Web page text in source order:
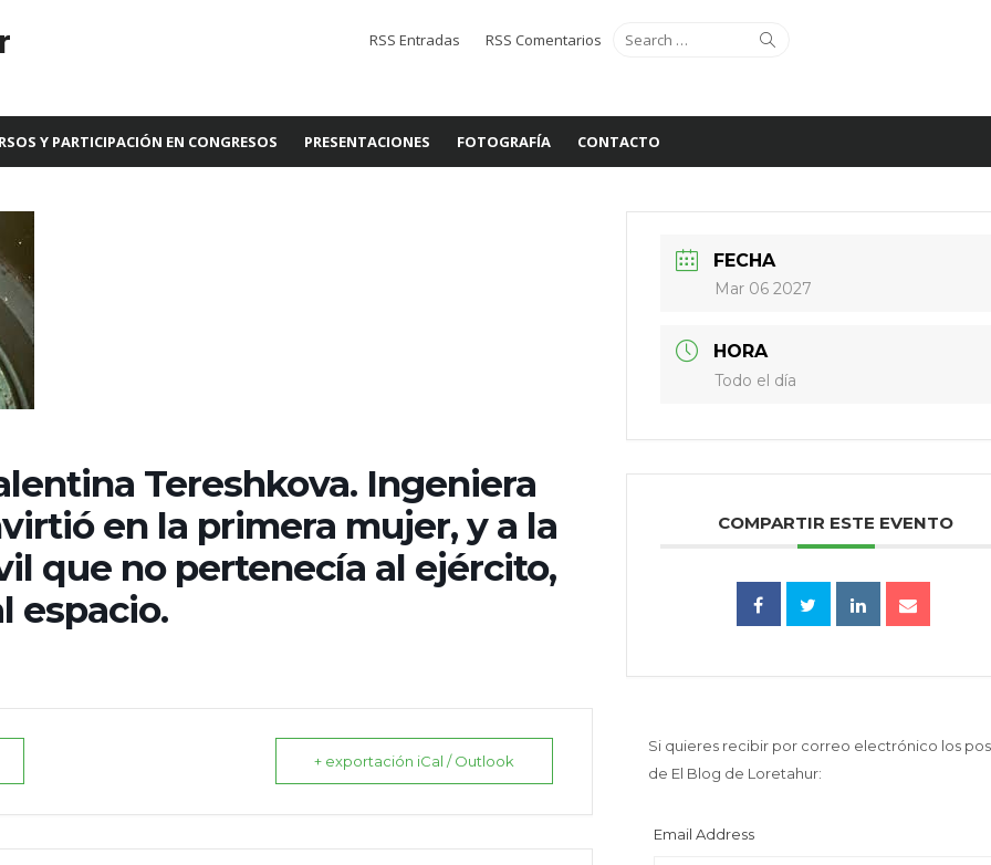
Search
for:
RSS Entradas RSS Comentarios
Y PARTICIPACIÓN EN CONGRESOS PRESENTACIONES FOTOGRAFÍA CONTACTO
Tereshkova. Ingeniera
en la primera mujer, y a la
que no pertenecía al ejército,
espacio.
+ exportación iCal / Outlook
FECHA
Mar 06 2027
HORA
Todo el día
COMPARTIR ESTE EVENTO
Si quieres recibir por correo electrónico los
de El Blog de Loretahur:
Email Address